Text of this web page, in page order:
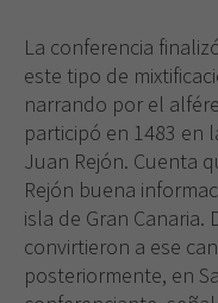
La conferencia
este tipo de
narrando por el
participó en 1483 en
Juan Rejón. Cuenta
Rejón buena
isla de Gran Canaria.
convirtieron a ese
posteriormente, en